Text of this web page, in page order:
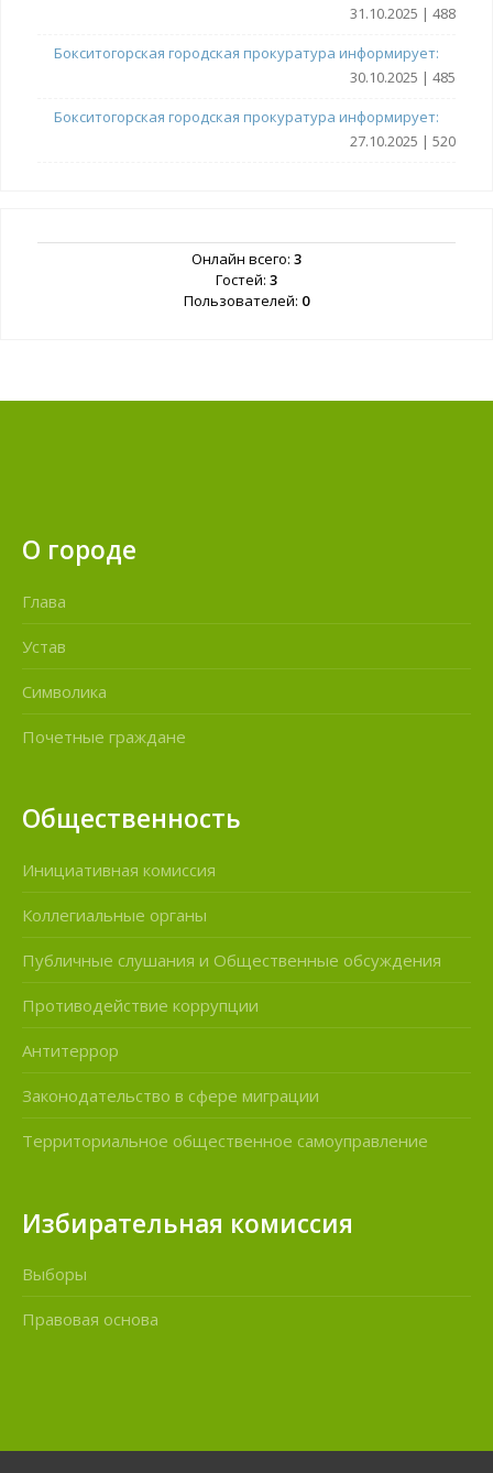
31.10.2025 | 488
Бокситогорская городская прокуратура информирует:
30.10.2025 | 485
Бокситогорская городская прокуратура информирует:
27.10.2025 | 520
Онлайн всего: 3
Гостей: 3
Пользователей: 0
О городе
Глава
Устав
Символика
Почетные граждане
Общественность
Инициативная комиссия
Коллегиальные органы
Публичные слушания и Общественные обсуждения
Противодействие коррупции
Антитеррор
Законодательство в сфере миграции
Территориальное общественное самоуправление
Избирательная комиссия
Выборы
Правовая основа